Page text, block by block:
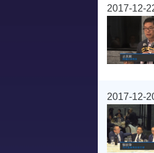
2017-12-
2017-12-